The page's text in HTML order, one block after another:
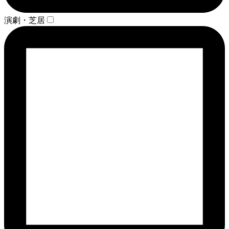
演劇・芝居